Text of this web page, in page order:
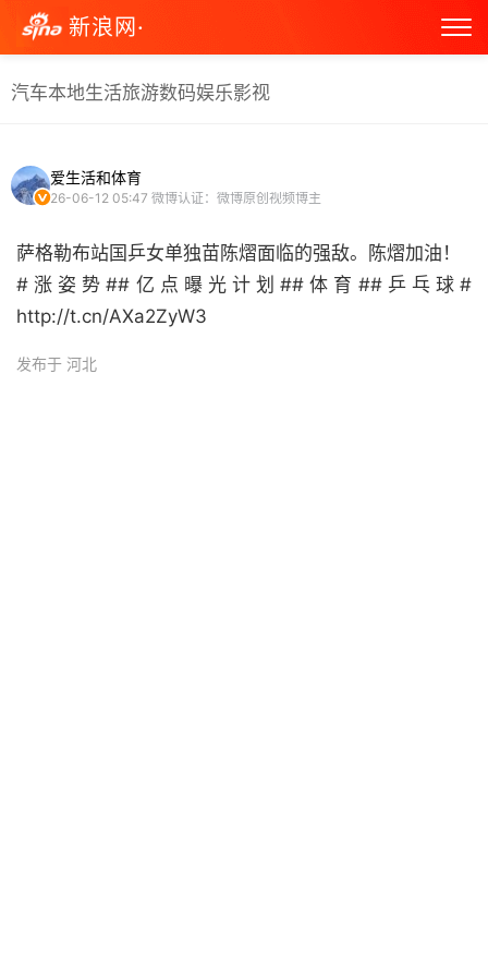
新浪网·
汽车本地生活旅游数码娱乐影视
爱生活和体育
26-06-12 05:47 微博认证：微博原创视频博主
萨格勒布站国乒女单独苗陈熠面临的强敌。陈熠加油！
#涨姿势##亿点曝光计划##体育##乒乓球#
http://t.cn/AXa2ZyW3 ​
发布于 河北